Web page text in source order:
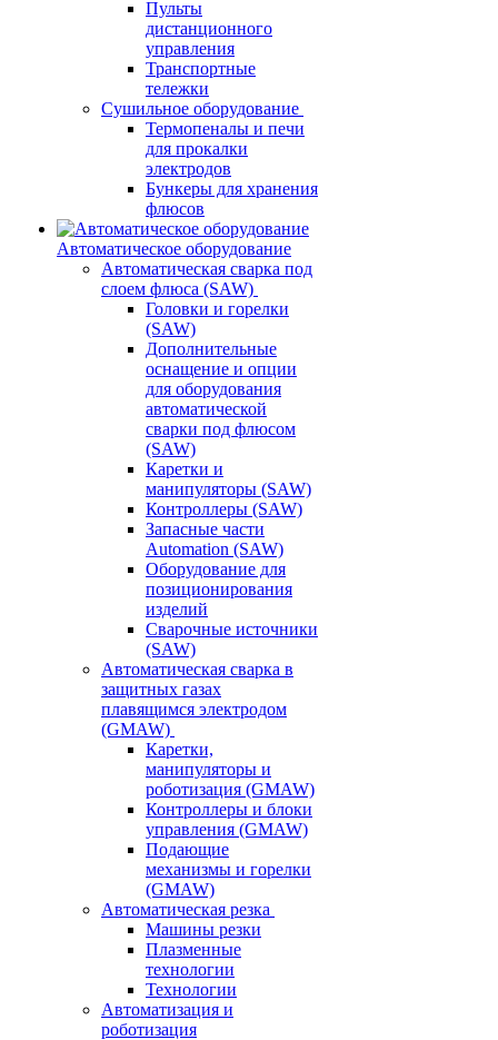
Пульты
дистанционного
управления
Транспортные
тележки
Сушильное оборудование
Термопеналы и печи
для прокалки
электродов
Бункеры для хранения
флюсов
Автоматическое оборудование
Автоматическая сварка под
слоем флюса (SAW)
Головки и горелки
(SAW)
Дополнительные
оснащение и опции
для оборудования
автоматической
сварки под флюсом
(SAW)
Каретки и
манипуляторы (SAW)
Контроллеры (SAW)
Запасные части
Automation (SAW)
Оборудование для
позиционирования
изделий
Сварочные источники
(SAW)
Автоматическая сварка в
защитных газах
плавящимся электродом
(GMAW)
Каретки,
манипуляторы и
роботизация (GMAW)
Контроллеры и блоки
управления (GMAW)
Подающие
механизмы и горелки
(GMAW)
Автоматическая резка
Машины резки
Плазменные
технологии
Технологии
Автоматизация и
роботизация